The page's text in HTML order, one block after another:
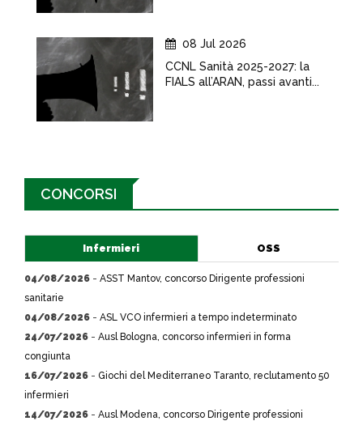
08 Jul 2026
CCNL Sanità 2025-2027: la
FIALS all’ARAN, passi avanti...
CONCORSI
Infermieri OSS
04/08/2026 - ASST Mantov, concorso Dirigente professioni
sanitarie
04/08/2026 - ASL VCO infermieri a tempo indeterminato
24/07/2026 - Ausl Bologna, concorso infermieri in forma
congiunta
16/07/2026 - Giochi del Mediterraneo Taranto, reclutamento 50
infermieri
14/07/2026 - Ausl Modena, concorso Dirigente professioni